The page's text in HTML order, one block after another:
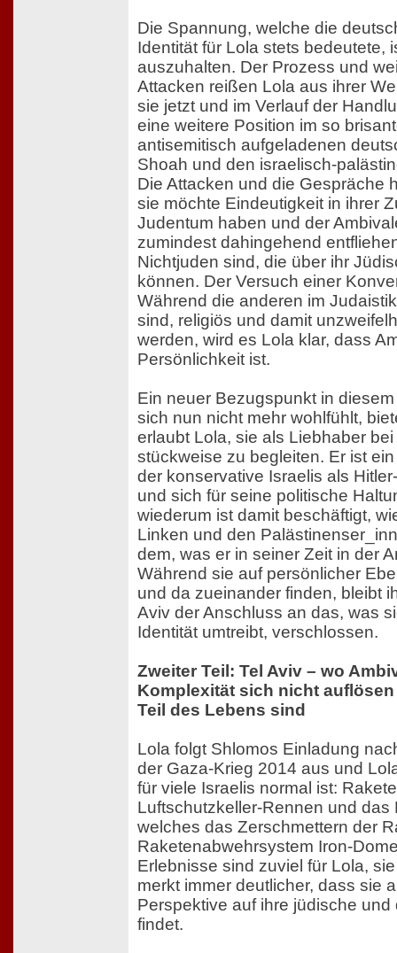
Die Spannung, welche die
Identität für Lola stets bedeutete,
auszuhalten. Der Prozess und
Attacken reißen Lola aus ihrer
sie jetzt und im Verlauf der
eine weitere Position im so
antisemitisch aufgeladenen
Shoah und den israelisch-
Die Attacken und die Gespräche
sie möchte Eindeutigkeit in ihrer
Judentum haben und der
zumindest dahingehend
Nichtjuden sind, die über ihr
können. Der Versuch einer
Während die anderen im
sind, religiös und damit
werden, wird es Lola klar, dass
Persönlichkeit ist.
Ein neuer Bezugspunkt in
sich nun nicht mehr wohlfühlt,
erlaubt Lola, sie als Liebhaber
stückweise zu begleiten. Er ist
der konservative Israelis als
und sich für seine politische
wiederum ist damit beschäftigt,
Linken und den
dem, was er in seiner Zeit in der
Während sie auf persönlicher
und da zueinander finden, bleibt
Aviv der Anschluss an das, was
Identität umtreibt, verschlossen.
Zweiter Teil: Tel Aviv – wo
Komplexität sich nicht
Teil des Lebens sind
Lola folgt Shlomos Einladung
der Gaza-Krieg 2014 aus und
für viele Israelis normal ist:
Luftschutzkeller-Rennen und das
welches das Zerschmettern der
Raketenabwehrsystem Iron-
Erlebnisse sind zuviel für Lola,
merkt immer deutlicher, dass sie
Perspektive auf ihre jüdische
findet.